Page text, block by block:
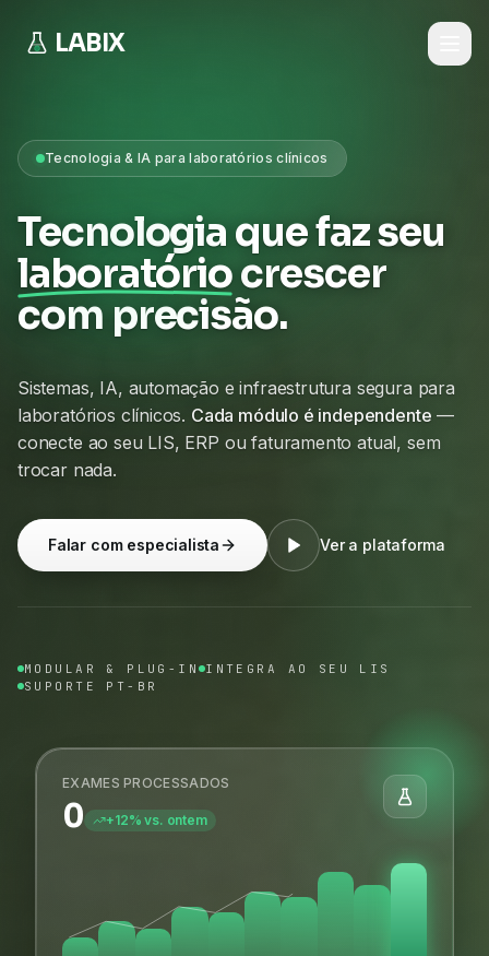
LABIX
Tecnologia & IA para laboratórios clínicos
Tecnologia que faz seu
laboratóriocrescer
com precisão.
Sistemas, IA, automação e infraestrutura segura para
laboratórios clínicos. Cada módulo é independente —
conecte ao seu LIS, ERP ou faturamento atual, sem
trocar nada.
Falar com especialista Ver a plataforma
MODULAR & PLUG-IN INTEGRA AO SEU LIS
SUPORTE PT-BR
EXAMES PROCESSADOS
0 +12% vs. ontem